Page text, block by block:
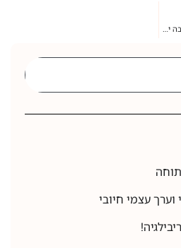
המילים שלך הן הכוח שלך – למה כתיבה יכולה לשנות את חייך
וערך עצמי חיובי